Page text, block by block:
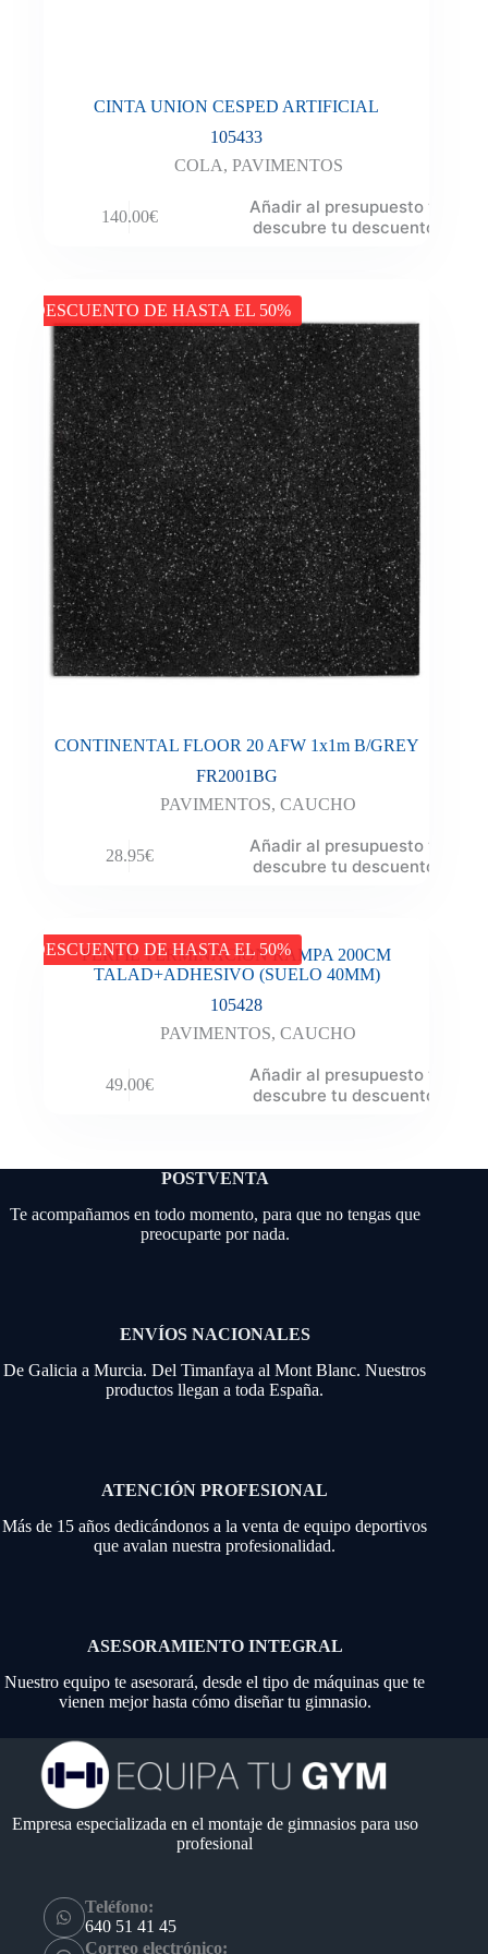
CINTA UNION CESPED ARTIFICIAL
105433
COLA, PAVIMENTOS
140.00€
Añadir al presupuesto y
descubre tu descuento
DESCUENTO DE HASTA EL 50%
CONTINENTAL FLOOR 20 AFW 1x1m B/GREY
FR2001BG
PAVIMENTOS,CAUCHO
28.95€
Añadir al presupuesto y
descubre tu descuento
DESCUENTO DE HASTA EL 50%
PERFIL TERMINACION RAMPA 200CM
TALAD+ADHESIVO (SUELO 40MM)
105428
PAVIMENTOS,CAUCHO
49.00€
Añadir al presupuesto y
descubre tu descuento
POSTVENTA
Te acompañamos en todo momento, para que no tengas que
preocuparte por nada.
ENVÍOS NACIONALES
De Galicia a Murcia. Del Timanfaya al Mont Blanc. Nuestros
productos llegan a toda España.
ATENCIÓN PROFESIONAL
Más de 15 años dedicándonos a la venta de equipo deportivos
que avalan nuestra profesionalidad.
ASESORAMIENTO INTEGRAL
Nuestro equipo te asesorará, desde el tipo de máquinas que te
vienen mejor hasta cómo diseñar tu gimnasio.
Empresa especializada en el montaje de gimnasios para uso
profesional
Teléfono:
640 51 41 45
Correo electrónico: